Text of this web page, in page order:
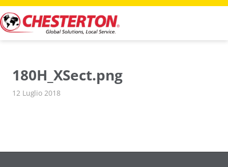
Vai
al
contenuto
180H_XSect.png
12 Luglio 2018